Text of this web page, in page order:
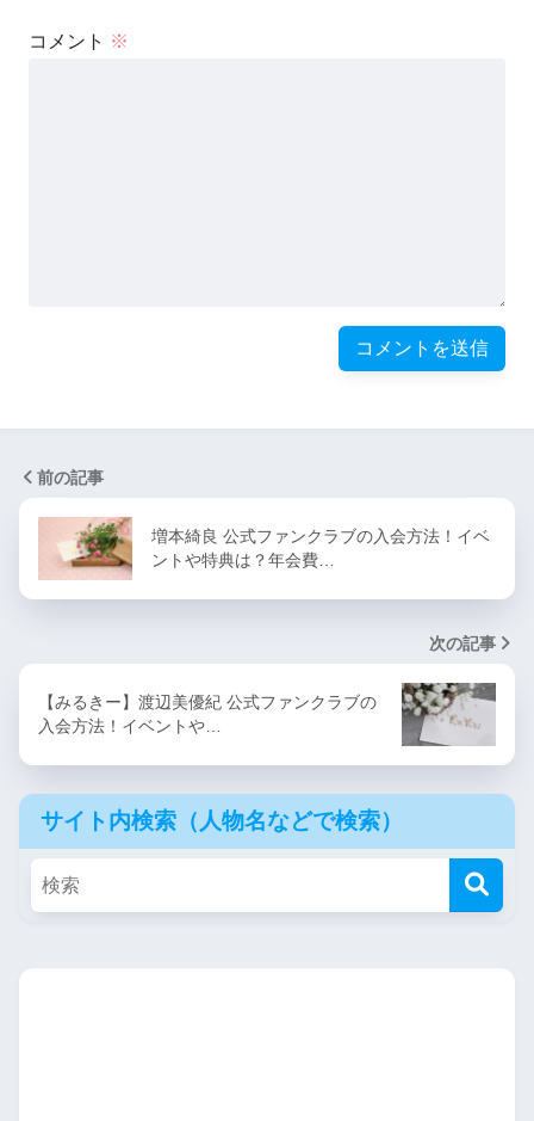
コメント ※
前の記事
増本綺良 公式ファンクラブの入会方法！イベ
ントや特典は？年会費…
次の記事
【みるきー】渡辺美優紀 公式ファンクラブの
入会方法！イベントや…
サイト内検索（人物名などで検索）